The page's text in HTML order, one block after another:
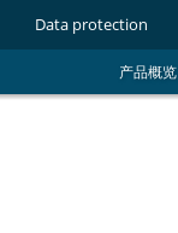
Data protection
产品概览